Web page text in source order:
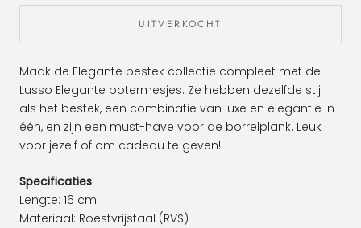
UITVERKOCHT
Maak de Elegante bestek collectie compleet met de
Lusso Elegante botermesjes. Ze hebben dezelfde stijl
als het bestek, een combinatie van luxe en elegantie in
één, en zijn een must-have voor de borrelplank. Leuk
voor jezelf of om cadeau te geven!
Specificaties
Lengte: 16 cm
Materiaal: Roestvrijstaal (RVS)